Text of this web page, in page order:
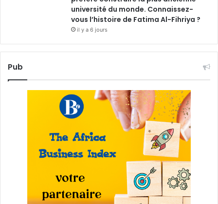
université du monde. Connaissez-
vous l’histoire de Fatima Al-Fihriya ?
il y a 6 jours
Pub